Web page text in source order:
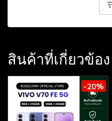
สินค้าที่เกี่ยวข้อง
-20%